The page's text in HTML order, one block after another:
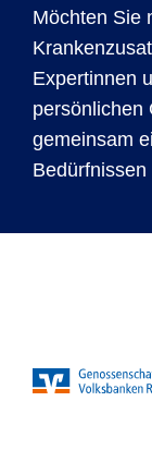
Möchten Sie
Expertinnen
persönlichen
gemeinsam